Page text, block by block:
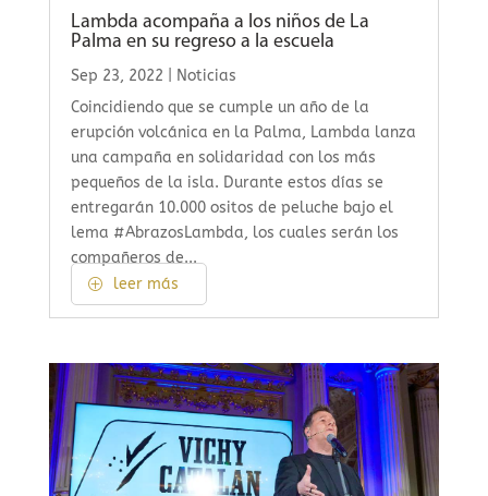
Lambda acompaña a los niños de La
Palma en su regreso a la escuela
Sep 23, 2022
Noticias
Coincidiendo que se cumple un año de la
erupción volcánica en la Palma, Lambda lanza
una campaña en solidaridad con los más
pequeños de la isla. Durante estos días se
entregarán 10.000 ositos de peluche bajo el
lema #AbrazosLambda, los cuales serán los
compañeros de...
leer más